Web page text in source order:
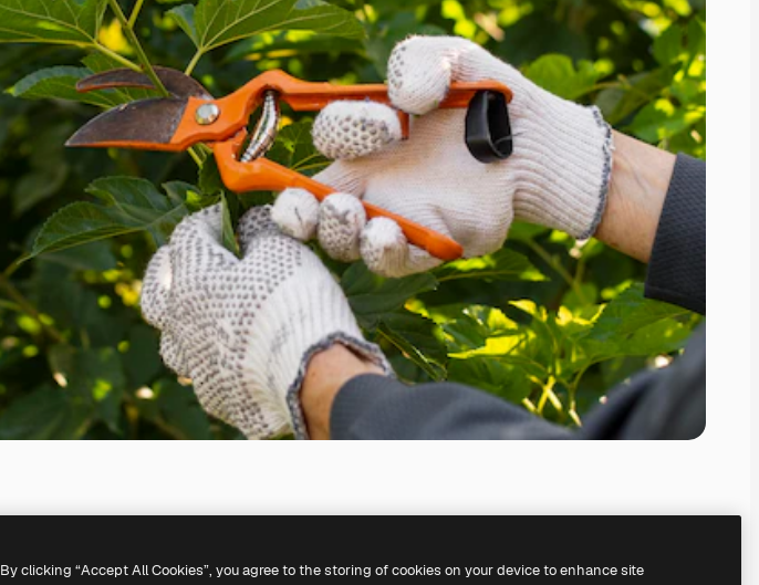
By clicking “Accept All Cookies”, you agree to the storing of cookies on your device to enhance site